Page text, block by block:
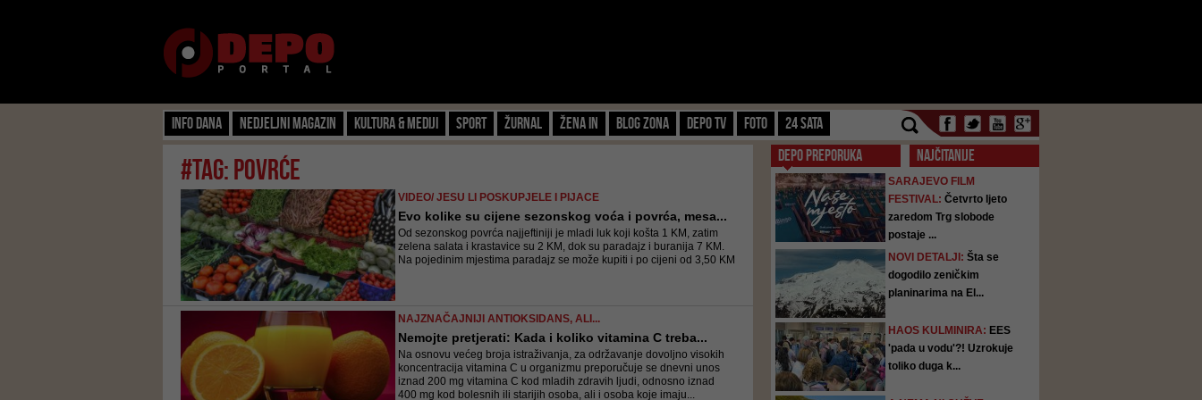
Info dana Nedjeljni magazin Kultura & Mediji Sport Žurnal Žena IN Blog zona Depo TV FOTO 24 SATA
#tag: povrće
VIDEO/ JESU LI POSKUPJELE I PIJACE
Evo kolike su cijene sezonskog voća i povrća, mesa...
Od sezonskog povrća najjeftiniji je mladi luk koji košta 1 KM, zatim
zelena salata i krastavice su 2 KM, dok su paradajz i buranija 7 KM.
Na pojedinim mjestima paradajz se može kupiti i po cijeni od 3,50 KM
NAJZNAČAJNIJI ANTIOKSIDANS, ALI...
Nemojte pretjerati: Kada i koliko vitamina C treba...
Na osnovu većeg broja istraživanja, za održavanje dovoljno visokih
koncentracija vitamina C u organizmu preporučuje se dnevni unos
iznad 200 mg vitamina C kod mladih zdravih ljudi, odnosno iznad
400 mg kod bolesnih ili starijih osoba, ali i osoba koje imaju...
DEPO PREPORUKA NAJČITANIJE
SARAJEVO FILM
FESTIVAL: Četvrto ljeto
zaredom Trg slobode
postaje ...
NOVI DETALJI: Šta se
dogodilo zeničkim
planinarima na El...
HAOS KULMINIRA: EES
'pada u vodu'?! Uzrokuje
toliko duga k...